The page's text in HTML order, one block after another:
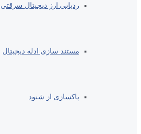
ردیابی ارز دیجیتال سرقتی
مستند سازی ادله دیجیتال
پاکسازی از شنود